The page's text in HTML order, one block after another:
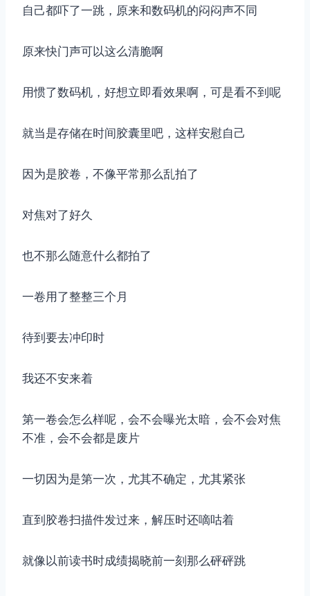
自己都吓了一跳，原来和数码机的闷闷声不同
原来快门声可以这么清脆啊
用惯了数码机，好想立即看效果啊，可是看不到呢
就当是存储在时间胶囊里吧，这样安慰自己
因为是胶卷，不像平常那么乱拍了
对焦对了好久
也不那么随意什么都拍了
一卷用了整整三个月
待到要去冲印时
我还不安来着
第一卷会怎么样呢，会不会曝光太暗，会不会对焦
不准，会不会都是废片
一切因为是第一次，尤其不确定，尤其紧张
直到胶卷扫描件发过来，解压时还嘀咕着
就像以前读书时成绩揭晓前一刻那么砰砰跳